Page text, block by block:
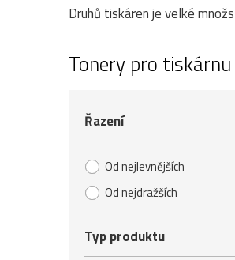
Druhů tiskáren je velké
Tonery pro tiskárnu
Řazení
Od nejlevnějších
Od nejdražších
Typ produktu